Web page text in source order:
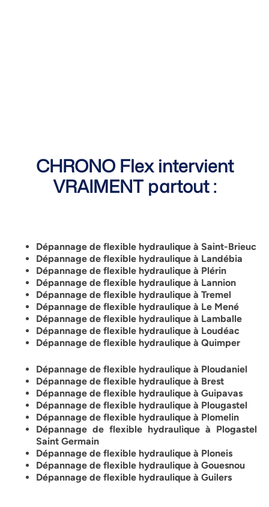
CHRONO Flex intervient
VRAIMENT partout :
Dépannage de flexible hydraulique à Saint-Brieuc
Dépannage de flexible hydraulique à Landébia
Dépannage de flexible hydraulique à Plérin
Dépannage de flexible hydraulique à Lannion
Dépannage de flexible hydraulique à Tremel
Dépannage de flexible hydraulique à Le Mené
Dépannage de flexible hydraulique à Lamballe
Dépannage de flexible hydraulique à Loudéac
Dépannage de flexible hydraulique à Quimper
Dépannage de flexible hydraulique à Ploudaniel
Dépannage de flexible hydraulique à Brest
Dépannage de flexible hydraulique à Guipavas
Dépannage de flexible hydraulique à Plougastel
Dépannage de flexible hydraulique à Plomelin
Dépannage de flexible hydraulique à Plogastel
Saint Germain
Dépannage de flexible hydraulique à Ploneis
Dépannage de flexible hydraulique à Gouesnou
Dépannage de flexible hydraulique à Guilers